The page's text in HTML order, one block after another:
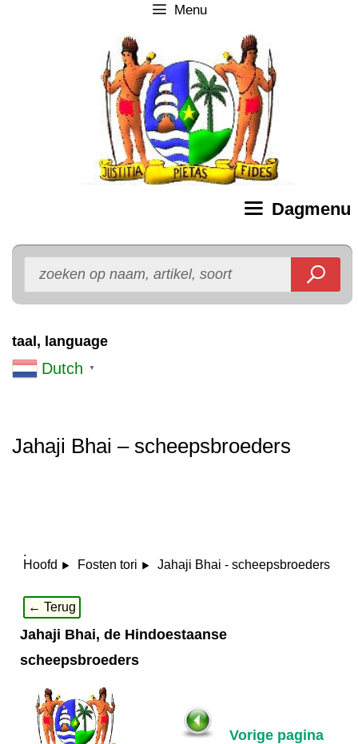
Menu
Dagmenu
taal, language
Dutch ▼
Jahaji Bhai – scheepsbroeders
.
Hoofd
Fosten tori Jahaji Bhai - scheepsbroeders
← Terug
Jahaji Bhai, de Hindoestaanse
scheepsbroeders
Vorige pagina